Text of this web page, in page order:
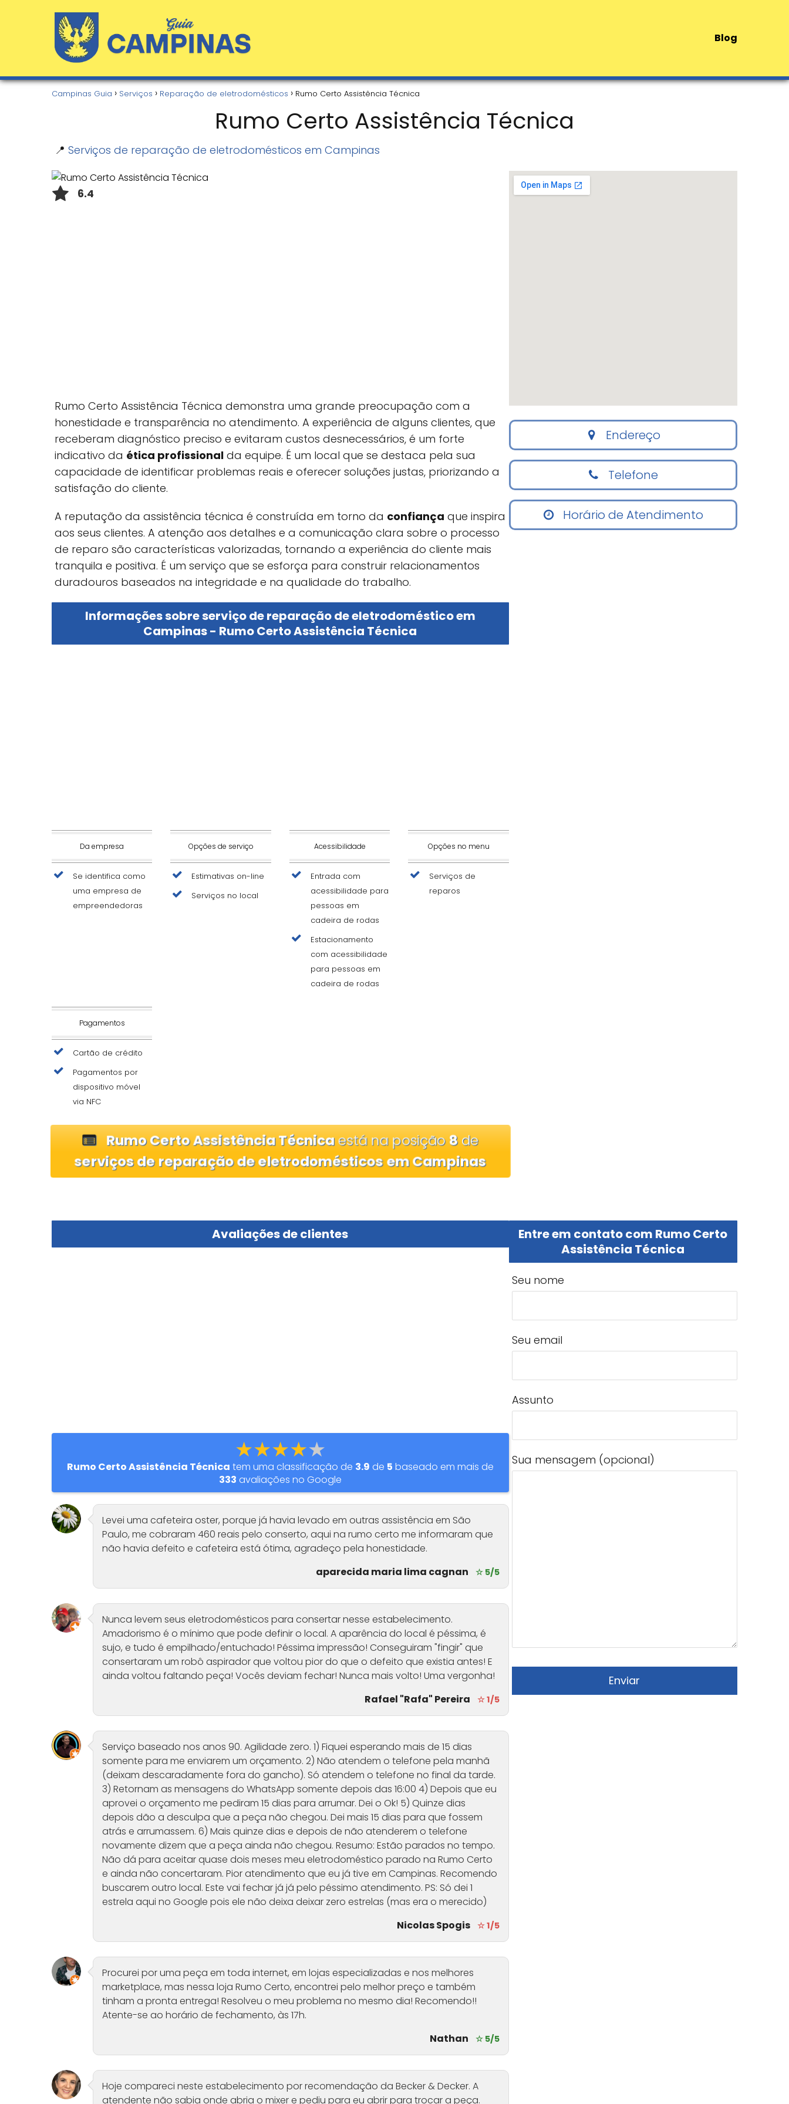
Blog
Campinas Guia Serviços Reparação de eletrodomésticos Rumo Certo Assistência Técnica
Rumo Certo Assistência Técnica
📍 Serviços de reparação de eletrodomésticos em Campinas
6.4
Rumo Certo Assistência Técnica demonstra uma grande preocupação com a
honestidade e transparência no atendimento. A experiência de alguns clientes, que
receberam diagnóstico preciso e evitaram custos desnecessários, é um forte
indicativo da ética profissional da equipe. É um local que se destaca pela sua
capacidade de identificar problemas reais e oferecer soluções justas, priorizando a
satisfação do cliente.
A reputação da assistência técnica é construída em torno da confiança que inspira
aos seus clientes. A atenção aos detalhes e a comunicação clara sobre o processo
de reparo são características valorizadas, tornando a experiência do cliente mais
tranquila e positiva. É um serviço que se esforça para construir relacionamentos
duradouros baseados na integridade e na qualidade do trabalho.
Informações sobre serviço de reparação de eletrodoméstico em
Campinas - Rumo Certo Assistência Técnica
Da empresa
Se identifica como
uma empresa de
empreendedoras
Opções de serviço
Estimativas on-line
Serviços no local
Acessibilidade
Entrada com
acessibilidade para
pessoas em
cadeira de rodas
Estacionamento
com acessibilidade
para pessoas em
cadeira de rodas
Opções no menu
Serviços de
reparos
Pagamentos
Cartão de crédito
Pagamentos por
dispositivo móvel
via NFC
Rumo Certo Assistência Técnicaestá na posição8de
serviços de reparação de eletrodomésticos em Campinas
Endereço
Telefone
Horário de Atendimento
Avaliações de clientes
★★★★★
Rumo Certo Assistência Técnica tem uma classificação de 3.9 de 5 baseado em mais de
333 avaliações no Google
Levei uma cafeteira oster, porque já havia levado em outras assistência em São
Paulo, me cobraram 460 reais pelo conserto, aqui na rumo certo me informaram que
não havia defeito e cafeteira está ótima, agradeço pela honestidade.
aparecida maria lima cagnan
☆ 5/5
Nunca levem seus eletrodomésticos para consertar nesse estabelecimento.
Amadorismo é o mínimo que pode definir o local. A aparência do local é péssima, é
sujo, e tudo é empilhado/entuchado! Péssima impressão! Conseguiram "fingir" que
consertaram um robô aspirador que voltou pior do que o defeito que existia antes! E
ainda voltou faltando peça! Vocês deviam fechar! Nunca mais volto! Uma vergonha!
Rafael "Rafa" Pereira
☆ 1/5
Serviço baseado nos anos 90. Agilidade zero. 1) Fiquei esperando mais de 15 dias
somente para me enviarem um orçamento. 2) Não atendem o telefone pela manhã
(deixam descaradamente fora do gancho). Só atendem o telefone no final da tarde.
3) Retornam as mensagens do WhatsApp somente depois das 16:00 4) Depois que eu
aprovei o orçamento me pediram 15 dias para arrumar. Dei o Ok! 5) Quinze dias
depois dão a desculpa que a peça não chegou. Dei mais 15 dias para que fossem
atrás e arrumassem. 6) Mais quinze dias e depois de não atenderem o telefone
novamente dizem que a peça ainda não chegou. Resumo: Estão parados no tempo.
Não dá para aceitar quase dois meses meu eletrodoméstico parado na Rumo Certo
e ainda não concertaram. Pior atendimento que eu já tive em Campinas. Recomendo
buscarem outro local. Este vai fechar já já pelo péssimo atendimento. PS: Só dei 1
estrela aqui no Google pois ele não deixa deixar zero estrelas (mas era o merecido)
Nicolas Spogis
☆ 1/5
Procurei por uma peça em toda internet, em lojas especializadas e nos melhores
marketplace, mas nessa loja Rumo Certo, encontrei pelo melhor preço e também
tinham a pronta entrega! Resolveu o meu problema no mesmo dia! Recomendo!!
Atente-se ao horário de fechamento, às 17h.
Nathan
☆ 5/5
Hoje compareci neste estabelecimento por recomendação da Becker & Decker. A
atendente não sabia onde abria o mixer e pediu para eu abrir para trocar a peça.
Entre em contato com Rumo Certo
Assistência Técnica
Seu nome
Seu email
Assunto
Sua mensagem (opcional)